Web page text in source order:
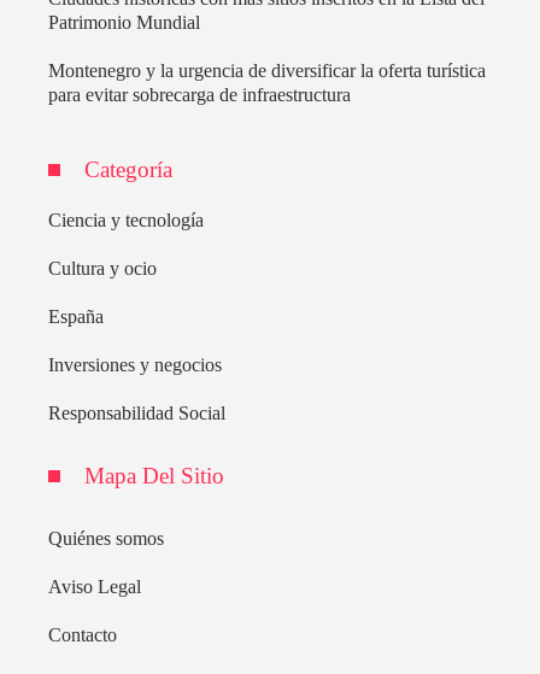
Patrimonio Mundial
Montenegro y la urgencia de diversificar la oferta turística
para evitar sobrecarga de infraestructura
Categoría
Ciencia y tecnología
Cultura y ocio
España
Inversiones y negocios
Responsabilidad Social
Mapa Del Sitio
Quiénes somos
Aviso Legal
Contacto